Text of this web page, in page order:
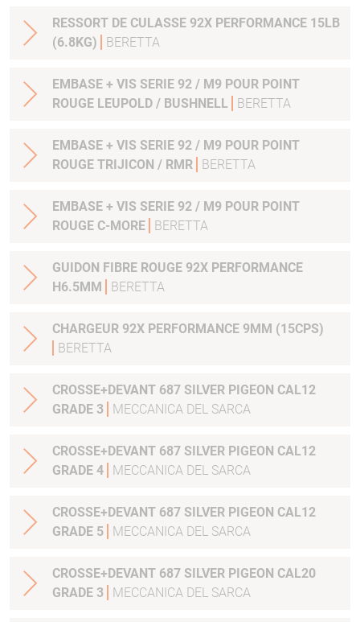
RESSORT DE CULASSE 92X PERFORMANCE 15LB
(6.8KG)
BERETTA
EMBASE + VIS SERIE 92 / M9 POUR POINT
ROUGE LEUPOLD / BUSHNELL
BERETTA
EMBASE + VIS SERIE 92 / M9 POUR POINT
ROUGE TRIJICON / RMR
BERETTA
EMBASE + VIS SERIE 92 / M9 POUR POINT
ROUGE C-MORE
BERETTA
GUIDON FIBRE ROUGE 92X PERFORMANCE
H6.5MM
BERETTA
CHARGEUR 92X PERFORMANCE 9MM (15CPS)
BERETTA
CROSSE+DEVANT 687 SILVER PIGEON CAL12
GRADE 3
MECCANICA DEL SARCA
CROSSE+DEVANT 687 SILVER PIGEON CAL12
GRADE 4
MECCANICA DEL SARCA
CROSSE+DEVANT 687 SILVER PIGEON CAL12
GRADE 5
MECCANICA DEL SARCA
CROSSE+DEVANT 687 SILVER PIGEON CAL20
GRADE 3
MECCANICA DEL SARCA